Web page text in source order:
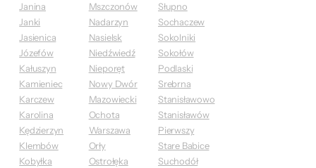
Janina
Janki
Jasienica
Józefów
Kałuszyn
Kamieniec
Karczew
Karolina
Kędzierzyn
Klembów
Kobyłka
Mszczonów
Nadarzyn
Nasielsk
Niedźwiedź
Nieporęt
Nowy Dwór
Mazowiecki
Ochota
Warszawa
Orły
Ostrołęka
Słupno
Sochaczew
Sokolniki
Sokołów
Podlaski
Srebrna
Stanisławowo
Stanisławów
Pierwszy
Stare Babice
Suchodół